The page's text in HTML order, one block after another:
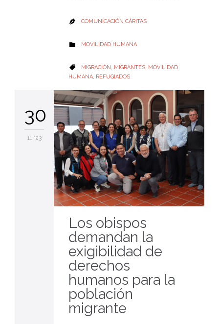
 COMUNICACIÓN CÁRITAS
 CATEGORY
MOVILIDAD HUMANA
 CATEGORY
MIGRACIÓN , MIGRANTES, MOVILIDAD
HUMANA, REFUGIADOS
30
11 '23
Los obispos
demandan la
exigibilidad de
derechos
humanos para la
población
migrante